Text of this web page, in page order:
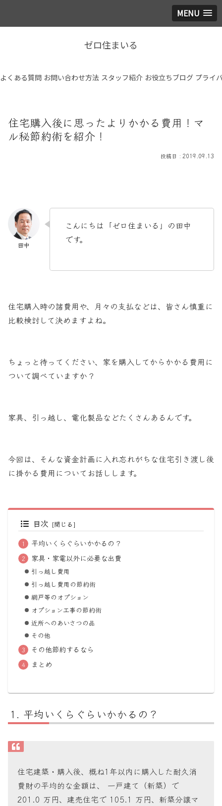
MENU
ゼロ住まいる
よくある質問 お問い合わせ方法 スタッフ紹介 お役立ちブログ プライ
住宅購入後に思ったよりかかる費用！マ
ル秘節約術を紹介！
2019.09.13
こんにちは「ゼロ住まいる」の田中
です。
住宅購入時の諸費用や、月々の支払などは、皆さん慎重に
比較検討して決めますよね。
ちょっと待ってください、家を購入してからかかる費用に
ついて調べていますか？
家具、引っ越し、電化製品などたくさんあるんです。
今回は、そんな資金計画に入れ忘れがちな住宅引き渡し後
に掛かる費用についてお話しします。
目次
平均いくらぐらいかかるの？
家具・家電以外に必要な出費
引っ越し費用
引っ越し費用の節約術
網戸等のオプション
オプション工事の節約術
近所へのあいさつの品
その他
その他節約するなら
まとめ
平均いくらぐらいかかるの？
住宅建築・購入後、概ね1年以内に購入した耐久消
費財の平均的な金額は、 一戸建て（新築）で
201.0 万円、建売住宅で 105.1 万円、新築分譲マ